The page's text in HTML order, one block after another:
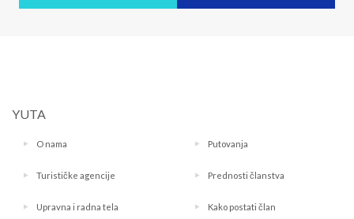
YUTA
O nama Putovanja
Turističke agencije Prednosti članstva
Upravna i radna tela Kako postati član